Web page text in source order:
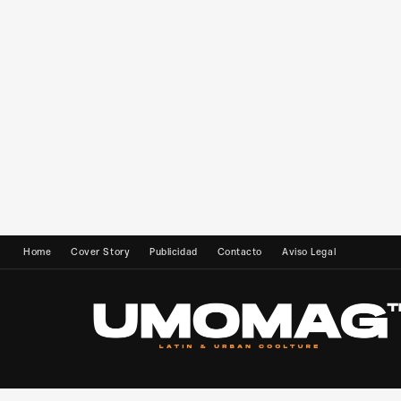
Home Cover Story Publicidad Contacto Aviso Legal